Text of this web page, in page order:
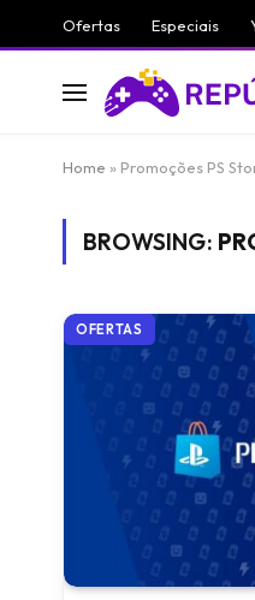
Ofertas Especiais
Home » Promoções PS
BROWSING:
OFERTAS